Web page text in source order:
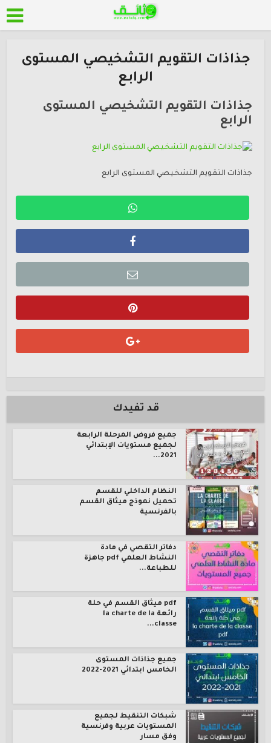
جذاذات التقويم التشخيصي المستوى
الرابع
جذاذات التقويم التشخيصي المستوى
الرابع
جذاذات التقويم التشخيصي المستوى الرابع
قد تفيدك
جميع فروض المرحلة الرابعة
لجميع مستويات الإبتدائي
2021...
النظام الداخلي للقسم
تحميل نموذج ميثاق القسم
بالفرنسية
دفاتر التقصي في مادة
النشاط العلمي pdf جاهزة
للطباعة...
pdf ميثاق القسم في حلة
رائعة la charte de la
classe...
جميع جذاذات المستوى
الخامس ابتدائي 2021-2022
شبكات التنقيط لجميع
المستويات عربية وفرنسية
وفق مسار